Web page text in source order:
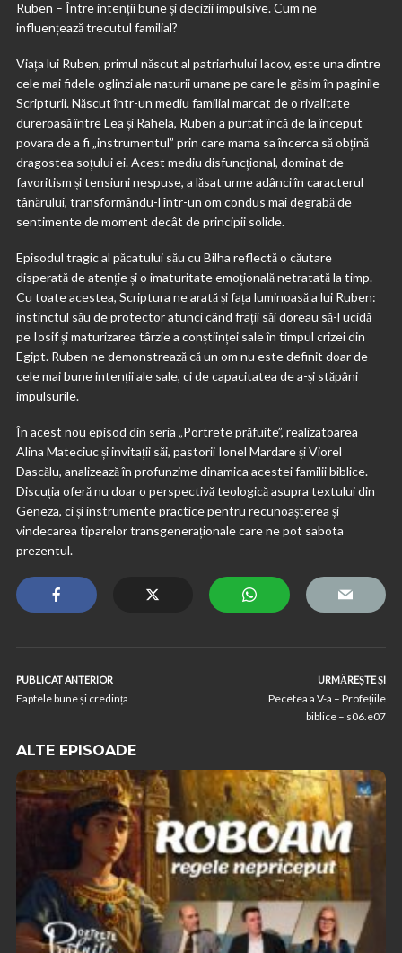
Ruben – Între intenții bune și decizii impulsive. Cum ne
influențează trecutul familial?
Viața lui Ruben, primul născut al patriarhului Iacov, este una dintre
cele mai fidele oglinzi ale naturii umane pe care le găsim în paginile
Scripturii. Născut într-un mediu familial marcat de o rivalitate
dureroasă între Lea și Rahela, Ruben a purtat încă de la început
povara de a fi „instrumentul” prin care mama sa încerca să obțină
dragostea soțului ei. Acest mediu disfuncțional, dominat de
favoritism și tensiuni nespuse, a lăsat urme adânci în caracterul
tânărului, transformându-l într-un om condus mai degrabă de
sentimente de moment decât de principii solide.
Episodul tragic al păcatului său cu Bilha reflectă o căutare
disperată de atenție și o imaturitate emoțională netratată la timp.
Cu toate acestea, Scriptura ne arată și fața luminoasă a lui Ruben:
instinctul său de protector atunci când frații săi doreau să-l ucidă
pe Iosif și maturizarea târzie a conștiinței sale în timpul crizei din
Egipt. Ruben ne demonstrează că un om nu este definit doar de
cele mai bune intenții ale sale, ci de capacitatea de a-și stăpâni
impulsurile.
În acest nou episod din seria „Portrete prăfuite”, realizatoarea
Alina Mateciuc și invitații săi, pastorii Ionel Mardare și Viorel
Dascălu, analizează în profunzime dinamica acestei familii biblice.
Discuția oferă nu doar o perspectivă teologică asupra textului din
Geneza, ci și instrumente practice pentru recunoașterea și
vindecarea tiparelor transgeneraționale care ne pot sabota
prezentul.
PUBLICAT ANTERIOR
Faptele bune și credința
URMĂREȘTE ȘI
Pecetea a V-a – Profețiile
biblice – s06.e07
ALTE EPISOADE